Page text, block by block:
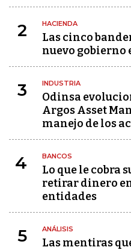
2 HACIENDA
Las cinco
nuevo
3 INDUSTRIA
Odinsa
Argos Asset
manejo de los
4 BANCOS
Lo que le cobra
retirar dinero
entidades
5 ANÁLISIS
Las mentiras